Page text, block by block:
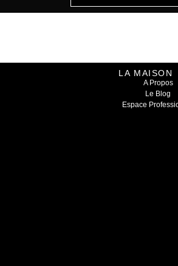
LA MAISON
A Propos
Le Blog
Espace